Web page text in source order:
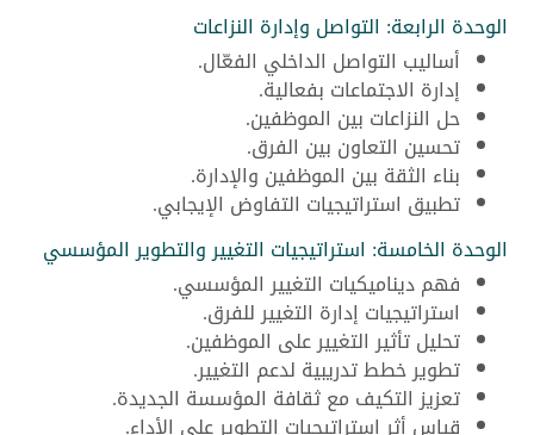
الوحدة الرابعة: التواصل وإدارة النزاعات
أساليب التواصل الداخلي الفعّال.
إدارة الاجتماعات بفعالية.
حل النزاعات بين الموظفين.
تحسين التعاون بين الفرق.
بناء الثقة بين الموظفين والإدارة.
تطبيق استراتيجيات التفاوض الإيجابي.
الوحدة الخامسة: استراتيجيات التغيير والتطوير المؤسسي
فهم ديناميكيات التغيير المؤسسي.
استراتيجيات إدارة التغيير للفرق.
تحليل تأثير التغيير على الموظفين.
تطوير خطط تدريبية لدعم التغيير.
تعزيز التكيف مع ثقافة المؤسسة الجديدة.
قياس أثر استراتيجيات التطوير على الأداء.